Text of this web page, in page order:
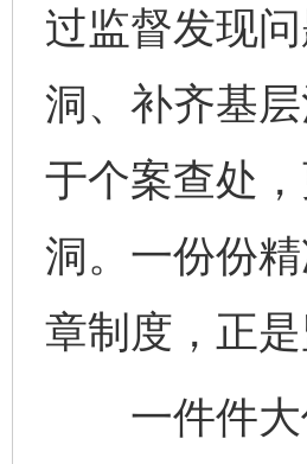
过监督发现
洞、补齐基
于个案查处
洞。一份份
章制度，正
一件件大